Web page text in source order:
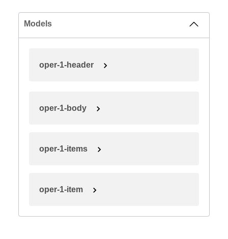
Models
oper-1-header
oper-1-body
oper-1-items
oper-1-item